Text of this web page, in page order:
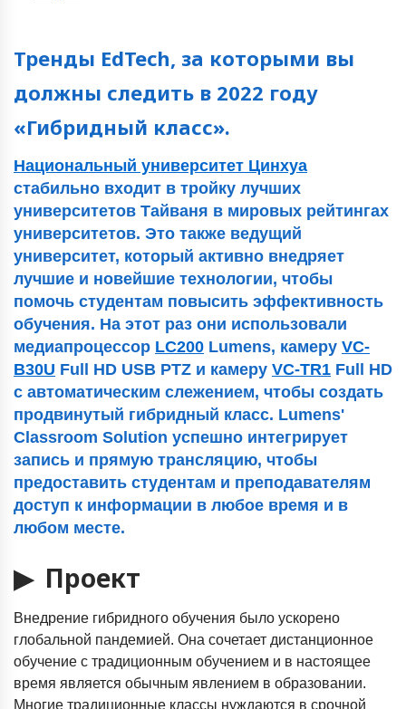
Тренды EdTech, за которыми вы
должны следить в 2022 году
«Гибридный класс».
Национальный университет Цинхуа
стабильно входит в тройку лучших
университетов Тайваня в мировых рейтингах
университетов. Это также ведущий
университет, который активно внедряет
лучшие и новейшие технологии, чтобы
помочь студентам повысить эффективность
обучения. На этот раз они использовали
медиапроцессор LC200 Lumens, камеру VC-
B30U Full HD USB PTZ и камеру VC-TR1 Full HD
с автоматическим слежением, чтобы создать
продвинутый гибридный класс. Lumens'
Classroom Solution успешно интегрирует
запись и прямую трансляцию, чтобы
предоставить студентам и преподавателям
доступ к информации в любое время и в
любом месте.
▶ Проект
Внедрение гибридного обучения было ускорено
глобальной пандемией. Она сочетает дистанционное
обучение с традиционным обучением и в настоящее
время является обычным явлением в образовании.
Многие традиционные классы нуждаются в срочной